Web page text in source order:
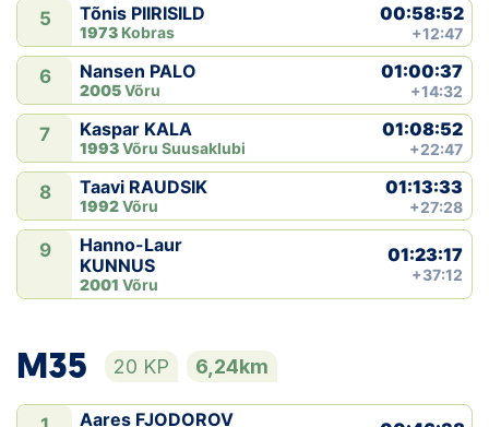
5 Tõnis PIIRISILD
1973 Kobras
00:58:52
+12:47
6 Nansen PALO
2005Võru
01:00:37
+14:32
7 Kaspar KALA
1993Võru Suusaklubi
01:08:52
+22:47
8 Taavi RAUDSIK
1992Võru
01:13:33
+27:28
9
Hanno-Laur
KUNNUS
2001 Võru
01:23:17
+37:12
M35 20 KP 6,24km
Aares FJODOROV